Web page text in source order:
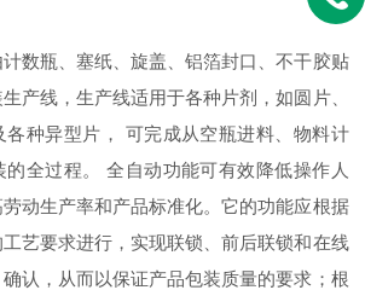
瓶、塞纸、旋盖、铝箔封口、不干胶贴
产线，生产线适用于各种片剂，如圆片、
各种异型片， 可完成从空瓶进料、物料计
全过程。 全自动功能可有效降低操作人
动生产率和产品标准化。它的功能应根据
艺要求进行，实现联锁、前后联锁和在线
认，从而以保证产品包装质量的要求；根